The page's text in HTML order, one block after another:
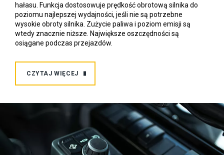
hałasu. Funkcja dostosowuje prędkość obrotową silnika do
poziomu najlepszej wydajności, jeśli nie są potrzebne
wysokie obroty silnika. Zużycie paliwa i poziom emisji są
wtedy znacznie niższe. Największe oszczędności są
osiągane podczas przejazdów.
CZYTAJ WIĘCEJ